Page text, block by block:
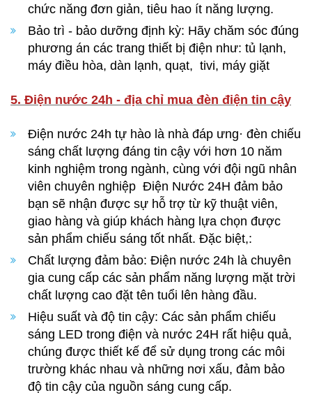
chức năng đơn giản, tiêu hao ít năng lượng.
Bảo trì - bảo dưỡng định kỳ: Hãy chăm sóc đúng
phương án các trang thiết bị điện như: tủ lạnh,
máy điều hòa, dàn lạnh, quạt, tivi, máy giặt
5. Điện nước 24h - địa chỉ mua đèn điện tin cậy
Điện nước 24h tự hào là nhà đáp ưng· đèn chiếu
sáng chất lượng đáng tin cậy với hơn 10 năm
kinh nghiệm trong ngành, cùng với đội ngũ nhân
viên chuyên nghiệp Điện Nước 24H đảm bảo
bạn sẽ nhận được sự hỗ trợ từ kỹ thuật viên,
giao hàng và giúp khách hàng lựa chọn được
sản phẩm chiếu sáng tốt nhất. Đặc biệt,:
Chất lượng đảm bảo: Điện nước 24h là chuyên
gia cung cấp các sản phẩm năng lượng mặt trời
chất lượng cao đặt tên tuổi lên hàng đầu.
Hiệu suất và độ tin cậy: Các sản phẩm chiếu
sáng LED trong điện và nước 24H rất hiệu quả,
chúng được thiết kế để sử dụng trong các môi
trường khác nhau và những nơi xấu, đảm bảo
độ tin cậy của nguồn sáng cung cấp.